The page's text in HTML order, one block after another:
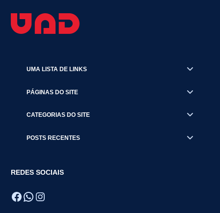
UMA LISTA DE LINKS
PÁGINAS DO SITE
CATEGORIAS DO SITE
POSTS RECENTES
REDES SOCIAIS
Facebook
WhatsApp
Instagram